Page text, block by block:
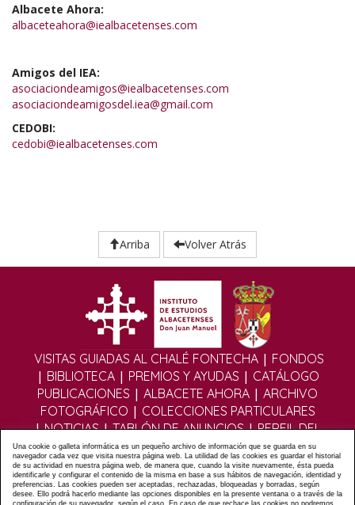
Albacete Ahora:
albaceteahora@iealbacetenses.com
Amigos del IEA:
asociaciondeamigos@iealbacetenses.com
asociaciondeamigosdel.iea@gmail.com
CEDOBI:
cedobi@iealbacetenses.com
Arriba Volver Atrás
VISITAS GUIADAS AL CHALÉ FONTECHA | FONDOS
| BIBLIOTECA| PREMIOS Y AYUDAS | CATÁLOGO
PUBLICACIONES | ALBACETE AHORA | ARCHIVO
FOTOGRÁFICO | COLECCIONES PARTICULARES
|NOTICIAS|TABLÓN DE ANUNCIOS|PERFIL DEL
CONTRATANTE|EDITORIAL DIGITAL|MULTIMEDIA
|FOROS|FORMULARIO DE CONTACTO|POLÍTICA
PRIVACIDAD|POLÍTICA COOKIES|AVISO LEGAL
|ÁLBUMES|ASOCIACIÓN DE AMIGOS DEL IEA|MAPA
Una cookie o galleta informática es un pequeño archivo de información que se guarda en su
navegador cada vez que visita nuestra página web. La utilidad de las cookies es guardar el historial
de su actividad en nuestra página web, de manera que, cuando la visite nuevamente, ésta pueda
identificarle y configurar el contenido de la misma en base a sus hábitos de navegación, identidad y
preferencias. Las cookies pueden ser aceptadas, rechazadas, bloqueadas y borradas, según
desee. Ello podrá hacerlo mediante las opciones disponibles en la presente ventana o a través de la
configuración de su navegador, según el caso. En caso de que rechace las cookies no podremos